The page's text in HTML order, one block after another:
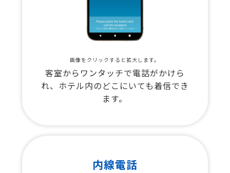
画像をクリックすると拡大します。
客室からワンタッチで電話がかけら
れ、ホテル内のどこにいても着信でき
ます。
内線電話